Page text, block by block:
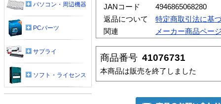
JANコード
4946865068280
返品について
特定商取引法に基
関連
メーカー商品ペー
商品番号 41076731
本商品は販売を終了しました
パソコン・周辺機器
PCパーツ
サプライ
ソフト・ライセンス